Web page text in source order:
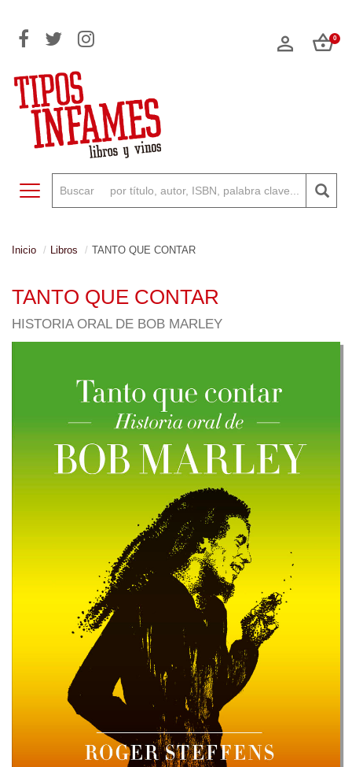
0
Toggle navigation
Inicio Libros TANTO QUE CONTAR
TANTO QUE CONTAR
HISTORIA ORAL DE BOB MARLEY